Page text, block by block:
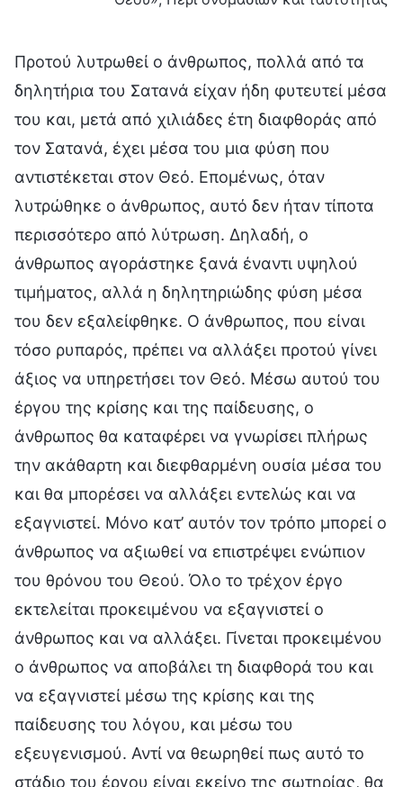
Προτού λυτρωθεί ο άνθρωπος, πολλά από τα
δηλητήρια του Σατανά είχαν ήδη φυτευτεί μέσα
του και, μετά από χιλιάδες έτη διαφθοράς από
τον Σατανά, έχει μέσα του μια φύση που
αντιστέκεται στον Θεό. Επομένως, όταν
λυτρώθηκε ο άνθρωπος, αυτό δεν ήταν τίποτα
περισσότερο από λύτρωση. Δηλαδή, ο
άνθρωπος αγοράστηκε ξανά έναντι υψηλού
τιμήματος, αλλά η δηλητηριώδης φύση μέσα
του δεν εξαλείφθηκε. Ο άνθρωπος, που είναι
τόσο ρυπαρός, πρέπει να αλλάξει προτού γίνει
άξιος να υπηρετήσει τον Θεό. Μέσω αυτού του
έργου της κρίσης και της παίδευσης, ο
άνθρωπος θα καταφέρει να γνωρίσει πλήρως
την ακάθαρτη και διεφθαρμένη ουσία μέσα του
και θα μπορέσει να αλλάξει εντελώς και να
εξαγνιστεί. Μόνο κατ’ αυτόν τον τρόπο μπορεί ο
άνθρωπος να αξιωθεί να επιστρέψει ενώπιον
του θρόνου του Θεού. Όλο το τρέχον έργο
εκτελείται προκειμένου να εξαγνιστεί ο
άνθρωπος και να αλλάξει. Γίνεται προκειμένου
ο άνθρωπος να αποβάλει τη διαφθορά του και
να εξαγνιστεί μέσω της κρίσης και της
παίδευσης του λόγου, και μέσω του
εξευγενισμού. Αντί να θεωρηθεί πως αυτό το
στάδιο του έργου είναι εκείνο της σωτηρίας, θα